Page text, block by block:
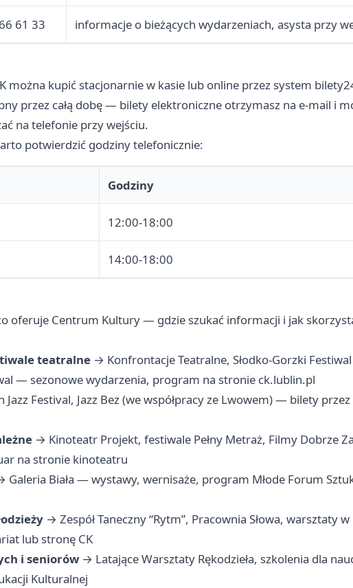
61 33 informacje o bieżących wydarzeniach, asysta przy
można kupić stacjonarnie w kasie lub online przez system
przez całą dobę — bilety elektroniczne otrzymasz na e-mail i
na telefonie przy wejściu.
potwierdzić godziny telefonicznie:
Godziny
12:00-18:00
14:00-18:00
oferuje Centrum Kultury — gdzie szukać informacji i jak
teatralne → Konfrontacje Teatralne, Słodko-Gorzki
— sezonowe wydarzenia, program na stronie ck.lublin.pl
Jazz Festival, Jazz Bez (we współpracy ze Lwowem) — bilety przez
→ Kinoteatr Projekt, festiwale Pełny Metraż, Filmy Dobrze
na stronie kinoteatru
Galeria Biała — wystawy, wernisaże, program Młode Forum
→ Zespół Taneczny “Rytm”, Pracownia Słowa, warsztaty
lub stronę CK
i seniorów → Latające Warsztaty Rękodzieła, szkolenia dla
Kulturalnej